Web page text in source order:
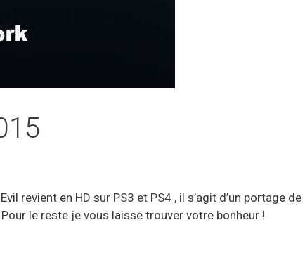
revient en HD sur PS3 et PS4 , il s’agit d’un portage de
le reste je vous laisse trouver votre bonheur !